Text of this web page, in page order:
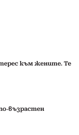
към жените. Те
възрастен